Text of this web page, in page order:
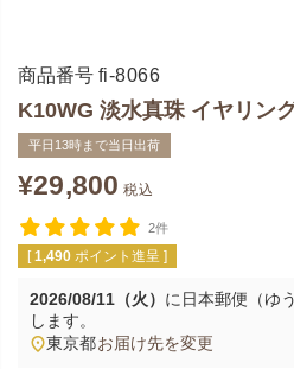
商品番号 fi-8066
K10WG 淡水真珠 イヤリン
平日13時まで当日出荷
¥29,800 税込
2件
[ 1,490 ポイント進呈 ]
2026/08/11（火） に 日本郵便（ゆ
します。
東京都お届け先を変更